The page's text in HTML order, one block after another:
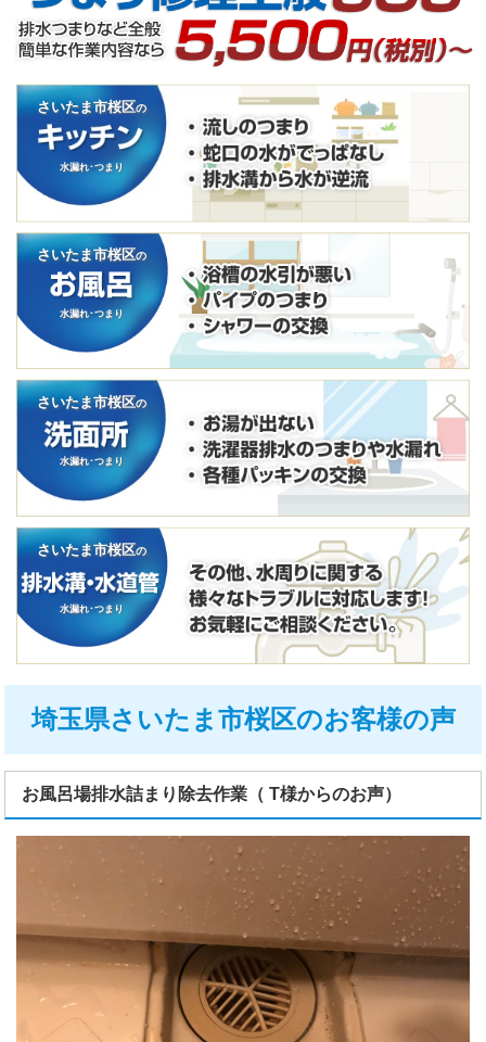
さいたま市桜区の
水漏れ･つまり
さいたま市桜区の
水漏れ･つまり
さいたま市桜区の
水漏れ･つまり
さいたま市桜区の
水漏れ･つまり
埼玉県さいたま市桜区のお客様の声
お風呂場排水詰まり除去作業（ T様からのお声）